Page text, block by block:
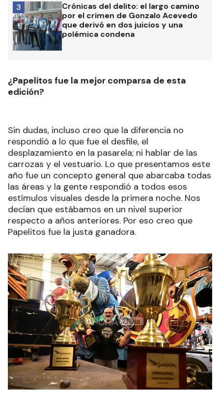
Crónicas del delito: el largo camino
por el crimen de Gonzalo Acevedo
que derivó en dos juicios y una
polémica condena
3
¿Papelitos fue la mejor comparsa de esta
edición?
Sin dudas, incluso creo que la diferencia no
respondió a lo que fue el desfile, el
desplazamiento en la pasarela; ni hablar de las
carrozas y el vestuario. Lo que presentamos este
año fue un concepto general que abarcaba todas
las áreas y la gente respondió a todos esos
estímulos visuales desde la primera noche. Nos
decían que estábamos en un nivel superior
respecto a años anteriores. Por eso creo que
Papelitos fue la justa ganadora.